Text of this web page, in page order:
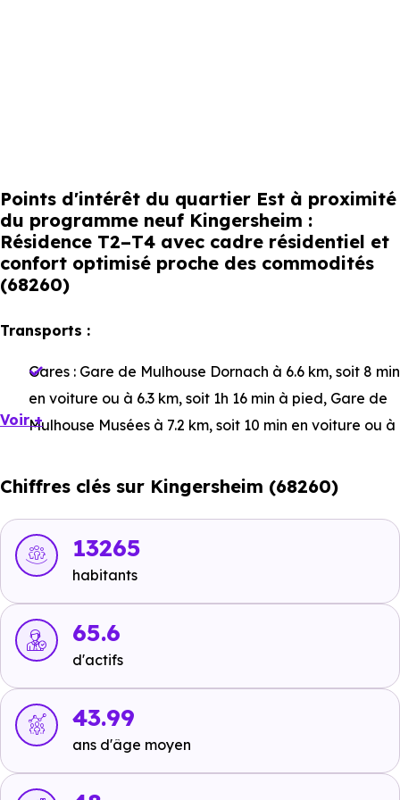
Points d'intérêt du quartier Est à proximité
du programme neuf Kingersheim :
Résidence T2–T4 avec cadre résidentiel et
confort optimisé proche des commodités
(68260)
Transports :
Gares : Gare de Mulhouse Dornach à 6.6 km, soit 8 min
en voiture ou à 6.3 km, soit 1h 16 min à pied, Gare de
Mulhouse Musées à 7.2 km, soit 10 min en voiture ou à
km, soit 10 min en voiture ou à 6.3 km, soit 1h 16 min à
Bus :
Ligne 19 - Ligne 22 : Kingersheim Usines
soit 0 min en voiture ou à 251 m, soit 3 min à pied
à 698 m, soit 1 min en voiture ou à 324
m, soit 4 min à pied
Tramway :Ligne 1 : Châtaignier
Ligne 1 : Saint-
Nazaire à 2.4 km, soit 4 min en voiture ou à 2.3 km,
soit 28 min à pied
Métro :non disponible
Voir +
Chiffres clés sur Kingersheim (68260)
13265
habitants
65.6
d'actifs
43.99
ans d'âge moyen